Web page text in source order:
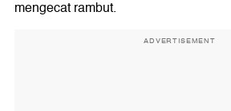
mengecat rambut.
ADVERTISEMENT